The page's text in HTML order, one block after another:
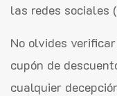
las redes sociales
No olvides
cupón de
cualquier